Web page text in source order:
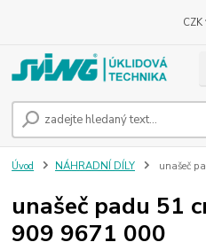
CZK
Úvod NÁHRADNÍ DÍLY unašeč
unašeč padu 51
909 9671 000